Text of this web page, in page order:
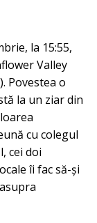
la 15:55,
Valley
Povestea o
la un ziar din
cu colegul
cei doi
îi fac să-și